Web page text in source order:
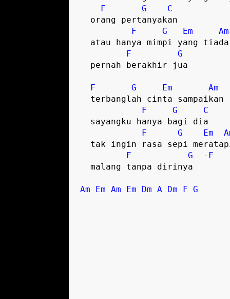
F
G
C
F
G Em
Am
F
G
F G Em
Am
F
G
C
F
G Em
F
G
  -
F
Am Em Am Em Dm A Dm F G